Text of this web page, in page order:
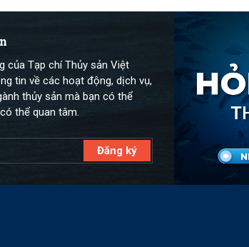
của Tạp chí Thủy sản Việt
tin về các hoạt động, dịch vụ,
thủy sản mà bạn có thể
thể quan tâm.